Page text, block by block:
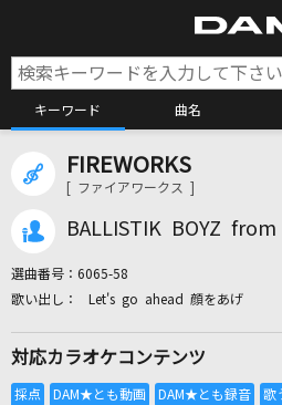
キーワード 曲名
全国りれ
FIREWORKS
[ ファイアワークス ]
BALLISTIK BOYZ
選曲番号： 6065-58
Let's go ahead 顔をあげ
対応カラオケコンテンツ